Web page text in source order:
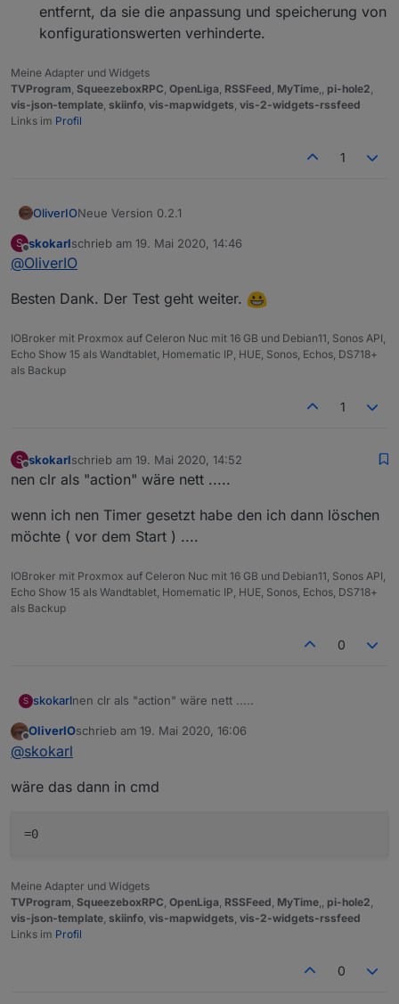
entfernt, da sie die anpassung und speicherung von
konfigurationswerten verhinderte.
Meine Adapter und Widgets
TVProgram SqueezeboxRPC OpenLiga RSSFeed MyTime pi-hole2
vis-json-template skiinfo vis-mapwidgets vis-2-widgets-rssfeed
Links im Profil
1
OliverIONeue Version 0.2.1
der anzeige´fehler im configurationsdialog für
widget countdown plain wurde behoben
hinzugefügt
die Berechnung der Kreise in countdown circle
wurden bei 0 werten korrigiert
S
Offline
skokarlschrieb am 19. Mai 2020, 14:46
zuletzt editiert von
@OliverIO
Besten Dank. Der Test geht weiter.
IOBroker mit Proxmox auf Celeron Nuc mit 16 GB und Debian11, Sonos API,
Echo Show 15 als Wandtablet, Homematic IP, HUE, Sonos, Echos, DS718+
als Backup
1
S
Offline
skokarlschrieb am 19. Mai 2020, 14:52
zuletzt editiert von
nen clr als "action" wäre nett .....
wenn ich nen Timer gesetzt habe den ich dann löschen
möchte ( vor dem Start ) ....
IOBroker mit Proxmox auf Celeron Nuc mit 16 GB und Debian11, Sonos API,
Echo Show 15 als Wandtablet, Homematic IP, HUE, Sonos, Echos, DS718+
als Backup
0
S skokarlnen clr als "action" wäre nett .....
wenn ich nen Timer gesetzt habe den ich dann
Offline
OliverIOschrieb am 19. Mai 2020, 16:06
zuletzt editiert von
@skokarl
wäre das dann in cmd
Meine Adapter und Widgets
TVProgram, SqueezeboxRPC, OpenLiga, RSSFeed, MyTime,, pi-hole2,
vis-json-template, skiinfo, vis-mapwidgets, vis-2-widgets-rssfeed
Links im Profil
0